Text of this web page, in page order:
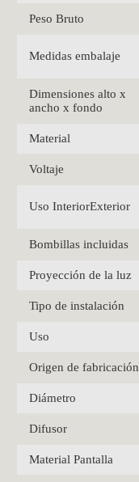
Peso Bruto
Medidas embalaje
Dimensiones alto x
ancho x fondo
Material
Voltaje
Uso InteriorExterior
Bombillas incluidas
Proyección de la luz
Tipo de instalación
Uso
Origen de fabricación
Diámetro
Difusor
Material Pantalla